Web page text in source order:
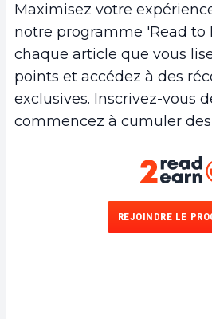
Maximisez votre
notre programme 'Read to
chaque article que vous
points et accédez à des
exclusives. Inscrivez-vous
commencez à cumuler
REJOINDRE LE